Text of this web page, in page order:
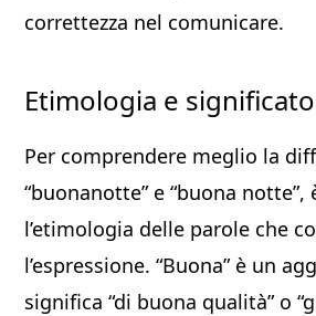
correttezza nel comunicare.
Etimologia e significato
Per comprendere meglio la
“buonanotte” e “buona
l’etimologia delle parole che
l’espressione. “Buona” è un
significa “di buona qualità” o